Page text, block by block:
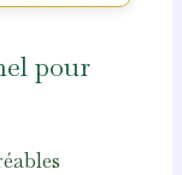
pour